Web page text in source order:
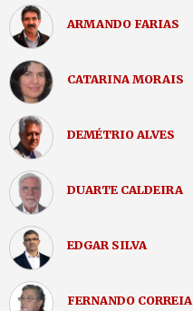
ARMANDO FARIAS
CATARINA MORAIS
DEMÉTRIO ALVES
DUARTE CALDEIRA
EDGAR SILVA
FERNANDO CORREIA